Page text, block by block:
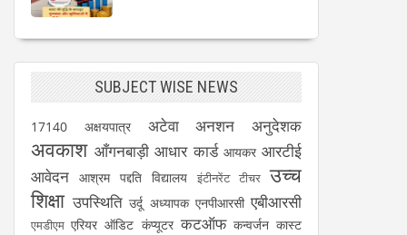
SUBJECT WISE NEWS
17140 अक्षयपात्र अटेवा अनशन अनुदेशक
अवकाश आँगनबाड़ी आधार कार्ड आयकर आरटीई
आवेदन आश्रम पद्दति विद्यालय इंटीनरेंट टीचर उच्च
शिक्षा उपस्थिति उर्दू अध्यापक एनपीआरसी एबीआरसी
एमडीएम एरियर ऑडिट कंप्यूटर कटऑफ कन्वर्जन कास्ट